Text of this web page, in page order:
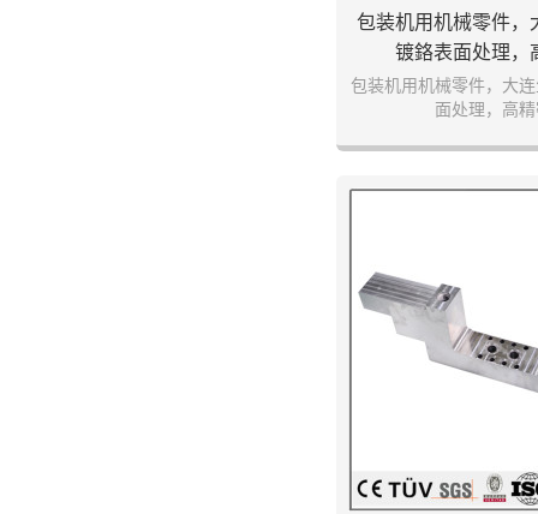
包装机用机械零件，
镀鉻表面处理，
包装机用机械零件，大
面处理，高